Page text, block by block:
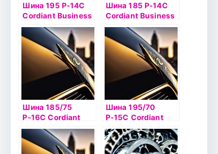
Шина 195 Р-14С
Cordiant Business
CA-1 106/104R
Шина 185 Р-14С
Cordiant Business
CW-2 102/100
шип
Шина 185/75
Р-16С Cordiant
Business CA-1
104/102
Шина 195/70
Р-15С Cordiant
Bussines CW-2
104/102ш